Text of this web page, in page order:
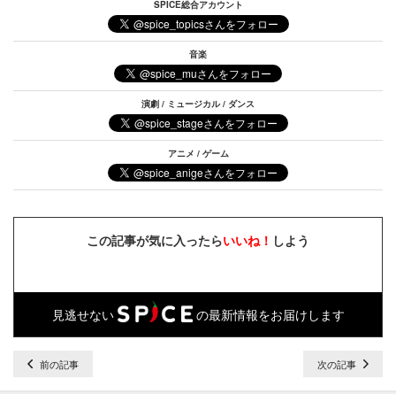
SPICE総合アカウント
音楽
演劇 / ミュージカル / ダンス
アニメ / ゲーム
この記事が気に入ったらいいね！ しよう
見逃せない の最新情報をお届けします
前の記事 次の記事